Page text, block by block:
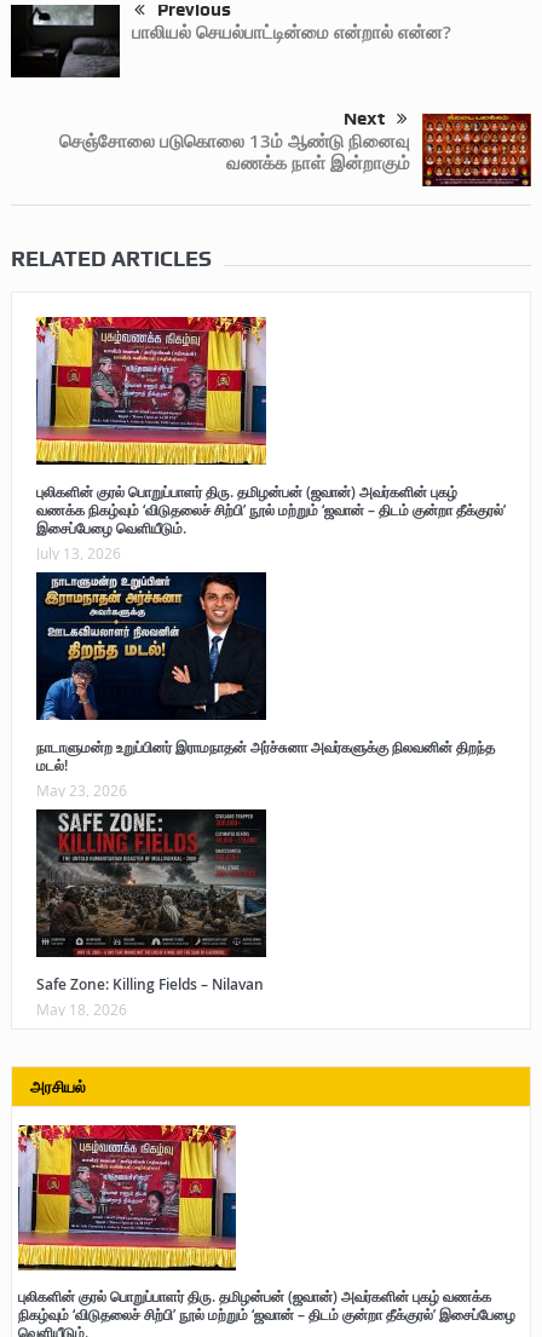
Previous
பாலியல் செயல்பாட்டின்மை என்றால் என்ன?
Next
செஞ்சோலை படுகொலை 13ம் ஆண்டு நினைவு
வணக்க நாள் இன்றாகும்
RELATED ARTICLES
புலிகளின் குரல் பொறுப்பாளர் திரு. தமிழன்பன் (ஜவான்) அவர்களின் புகழ்
வணக்க நிகழ்வும் ‘விடுதலைச் சிற்பி’ நூல் மற்றும் ‘ஜவான் – திடம் குன்றா தீக்குரல்’
இசைப்பேழை வெளியீடும்.
July 13, 2026
நாடாளுமன்ற உறுப்பினர் இராமநாதன் அர்ச்சுனா அவர்களுக்கு நிலவனின் திறந்த
மடல்!
May 23, 2026
Safe Zone: Killing Fields – Nilavan
May 18, 2026
அரசியல்
புலிகளின் குரல் பொறுப்பாளர் திரு. தமிழன்பன் (ஜவான்) அவர்களின் புகழ் வணக்க
நிகழ்வும் ‘விடுதலைச் சிற்பி’ நூல் மற்றும் ‘ஜவான் – திடம் குன்றா தீக்குரல்’ இசைப்பேழை
வெளியீடும்.